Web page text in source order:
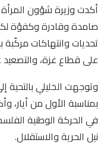
أكدت وزيرة شؤون المرأة
صامدة وقادرة وكفؤة
تحديات وانتهاكات مركّبة
على قطاع غزة،
وتوجهت الخليلي
بمناسبة الأول من أيار،
في الحركة الوطنية
نيل الحرية والاستقلال.